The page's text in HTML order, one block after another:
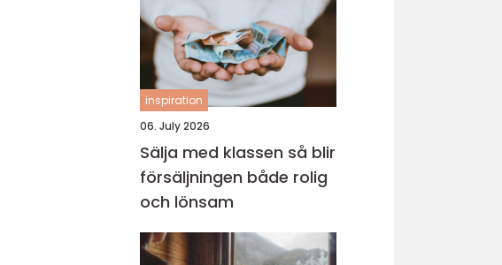
inspiration
06. July 2026
Sälja med klassen så blir
försäljningen både rolig
och lönsam